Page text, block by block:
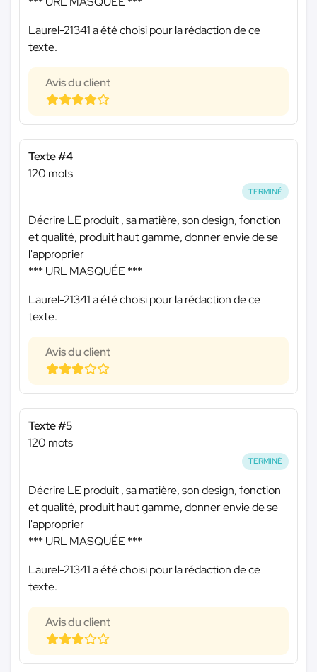
Laurel-21341 a été choisi pour la rédaction de ce
texte.
Avis du client
Texte #4
120 mots
TERMINÉ
Décrire LE produit , sa matière, son design, fonction
et qualité, produit haut gamme, donner envie de se
l'approprier
*** URL MASQUÉE ***
Laurel-21341 a été choisi pour la rédaction de ce
texte.
Avis du client
Texte #5
120 mots
TERMINÉ
Décrire LE produit , sa matière, son design, fonction
et qualité, produit haut gamme, donner envie de se
l'approprier
*** URL MASQUÉE ***
Laurel-21341 a été choisi pour la rédaction de ce
texte.
Avis du client